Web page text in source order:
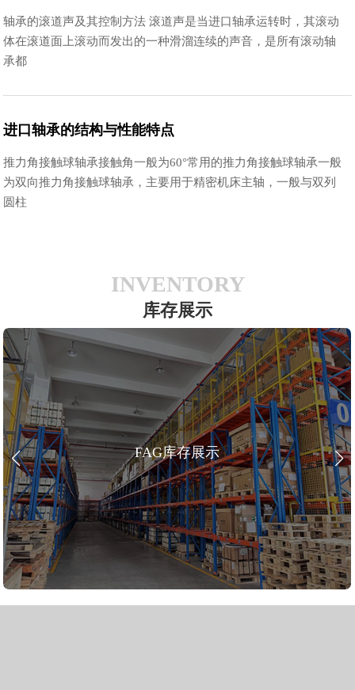
轴承的滚道声及其控制方法 滚道声是当进口轴承运转时，其滚动
体在滚道面上滚动而发出的一种滑溜连续的声音，是所有滚动轴
承都
进口轴承的结构与性能特点
推力角接触球轴承接触角一般为60°常用的推力角接触球轴承一般
为双向推力角接触球轴承，主要用于精密机床主轴，一般与双列
圆柱
INVENTORY
库存展示
FAG库存展示